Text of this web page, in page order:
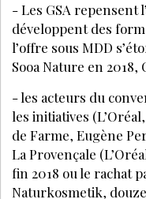
- Les GSA repensent
développent des
l’offre sous MDD
Sooa Nature en 2018,
- les acteurs du
les initiatives
de Farme, Eugène
La Provençale
fin 2018 ou le rachat
Naturkosmetik,